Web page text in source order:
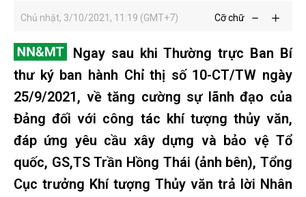
Chủ nhật, 3/10/2021, 11:19 (GMT+7) Cỡ chữ
Ngay sau khi Thường trực Ban Bí
thư ký ban hành Chỉ thị số 10-CT/TW ngày
25/9/2021, về tăng cường sự lãnh đạo của
Đảng đối với công tác khí tượng thủy văn,
đáp ứng yêu cầu xây dựng và bảo vệ Tổ
quốc, GS,TS Trần Hồng Thái (ảnh bên), Tổng
Cục trưởng Khí tượng Thủy văn trả lời Nhân